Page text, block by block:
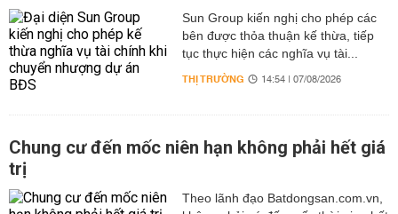
Sun Group kiến nghị cho phép các
bên được thỏa thuận kế thừa, tiếp
tục thực hiện các nghĩa vụ tài...
THỊ TRƯỜNG 14:54 | 07/08/2026
Chung cư đến mốc niên hạn không phải hết giá
trị
Theo lãnh đạo Batdongsan.com.vn,